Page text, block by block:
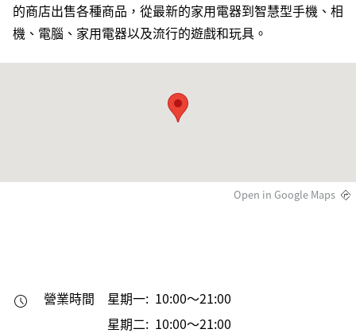
的商店出售各種商品，從最新的家用電器到智慧型手機、相
機、電腦、家用電器以及流行的遊戲和玩具。
Open in Google Maps
營業時間
星期一: 10:00～21:00
星期二: 10:00～21:00